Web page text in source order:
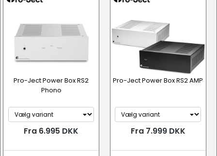
Strømforsyning
Pro-Ject Power Box RS2
Phono
Fra 6.995 DKK
Pro-Ject Power Box RS2 AMP
Fra 7.999 DKK